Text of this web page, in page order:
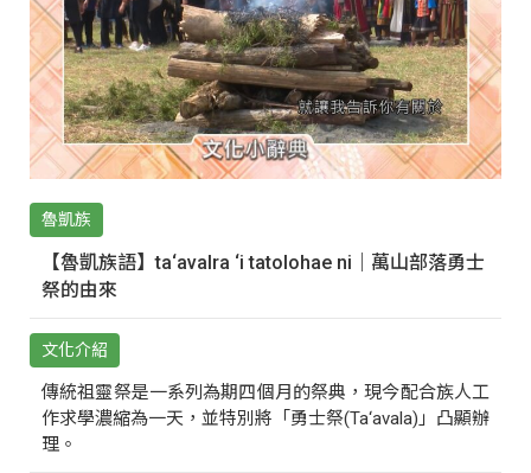
魯凱族
【魯凱族語】ta‘avalra ‘i tatolohae ni｜萬山部落勇士
祭的由來
文化介紹
傳統祖靈祭是一系列為期四個月的祭典，現今配合族人工
作求學濃縮為一天，並特別將「勇士祭(Ta‘avala)」凸顯辦
理。